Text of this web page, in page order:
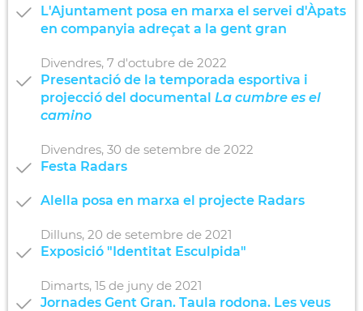
L'Ajuntament posa en marxa el servei d'Àpats
en companyia adreçat a la gent gran
Divendres, 7 d'octubre de 2022
Presentació de la temporada esportiva i
projecció del documental La cumbre es el
camino
Divendres, 30 de setembre de 2022
Festa Radars
Alella posa en marxa el projecte Radars
Dilluns, 20 de setembre de 2021
Exposició "Identitat Esculpida"
Dimarts, 15 de juny de 2021
Jornades Gent Gran. Taula rodona. Les veus